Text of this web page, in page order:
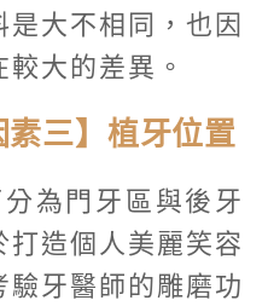
大不相同，也因
大的差異。
素三】植牙位置
為門牙區與後牙
打造個人美麗笑容
驗牙醫師的雕磨功